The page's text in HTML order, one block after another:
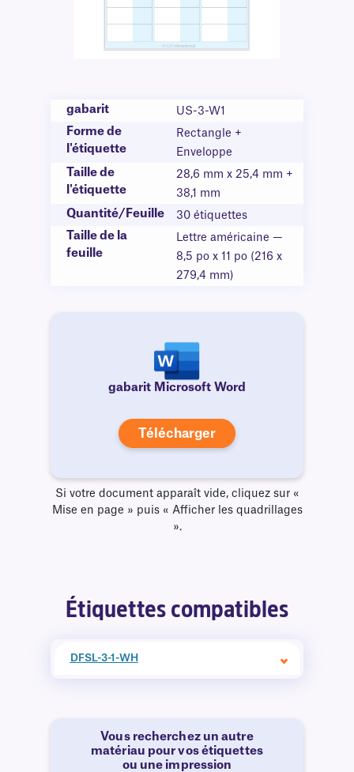
gabarit US-3-W1
Forme de
l'étiquette
Rectangle +
Enveloppe
Taille de
l'étiquette
28,6 mm x 25,4 mm +
38,1 mm
Quantité/Feuille 30 étiquettes
Taille de la
feuille
Lettre américaine —
8,5 po x 11 po (216 x
279,4 mm)
gabarit Microsoft Word
Télécharger
Si votre document apparaît vide, cliquez sur «
Mise en page » puis « Afficher les quadrillages
».
Étiquettes compatibles
DFSL-3-1-WH
Vous recherchez un autre
matériau pour vos étiquettes
ou une impression